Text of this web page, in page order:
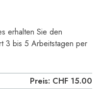
erhalten Sie den
3 bis 5 Arbeitstagen per
Preis: CHF 15.00